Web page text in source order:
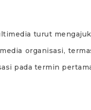
turut
organisasi,
pada termin